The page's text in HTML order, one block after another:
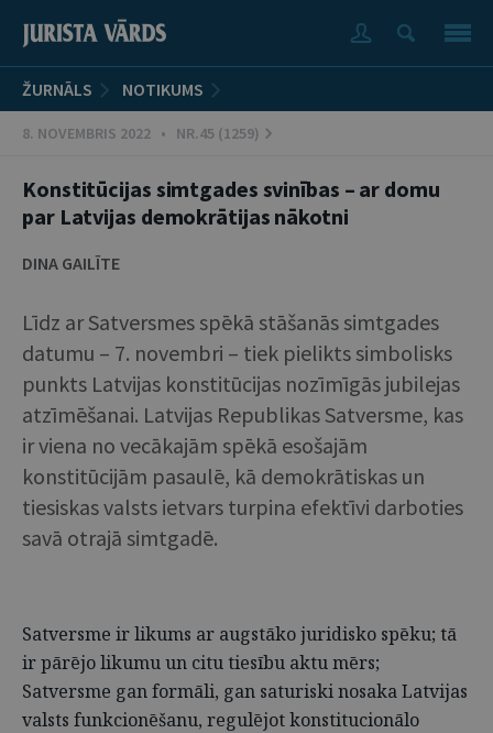
ŽURNĀLS NOTIKUMS
8. NOVEMBRIS 2022 • NR.45 (1259)
Konstitūcijas simtgades svinības – ar domu
par Latvijas demokrātijas nākotni
DINA GAILĪTE
Līdz ar Satversmes spēkā stāšanās simtgades
datumu – 7. novembri – tiek pielikts simbolisks
punkts Latvijas konstitūcijas nozīmīgās jubilejas
atzīmēšanai. Latvijas Republikas Satversme, kas
ir viena no vecākajām spēkā esošajām
konstitūcijām pasaulē, kā demokrātiskas un
tiesiskas valsts ietvars turpina efektīvi darboties
savā otrajā simtgadē.
Satversme ir likums ar augstāko juridisko spēku; tā
ir pārējo likumu un citu tiesību aktu mērs;
Satversme gan formāli, gan saturiski nosaka Latvijas
valsts funkcionēšanu, regulējot konstitucionālo